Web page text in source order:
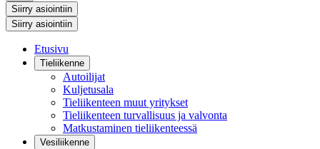
Siirry asiointiin
Siirry asiointiin
Etusivu
Tieliikenne
Autoilijat
Kuljetusala
Tieliikenteen muut yritykset
Tieliikenteen turvallisuus ja valvonta
Matkustaminen tieliikenteessä
Vesiliikenne